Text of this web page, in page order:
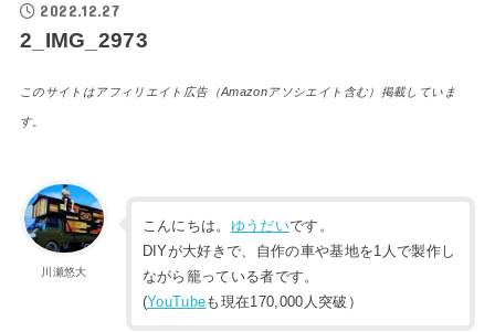
2022.12.27
2_IMG_2973
このサイトはアフィリエイト広告（Amazonアソシエイト含む）掲載していま
す。
川瀬悠大
こんにちは。 ゆうだいです。
DIYが大好きで、自作の車や基地を1人で製作し
ながら籠っている者です。
(YouTubeも現在170,000人突破）